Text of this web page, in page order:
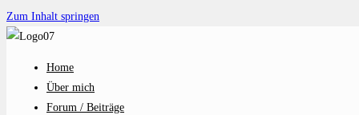
Zum Inhalt springen
Home
Über mich
Forum / Beiträge